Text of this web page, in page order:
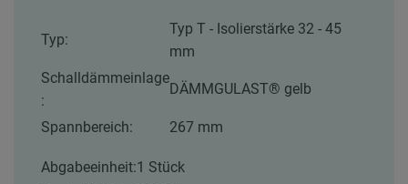
Typ:
Typ T - Isolierstärke 32 - 45
mm
Schalldämmeinlage
:
DÄMMGULAST® gelb
Spannbereich: 267 mm
Abgabeeinheit:1 Stück